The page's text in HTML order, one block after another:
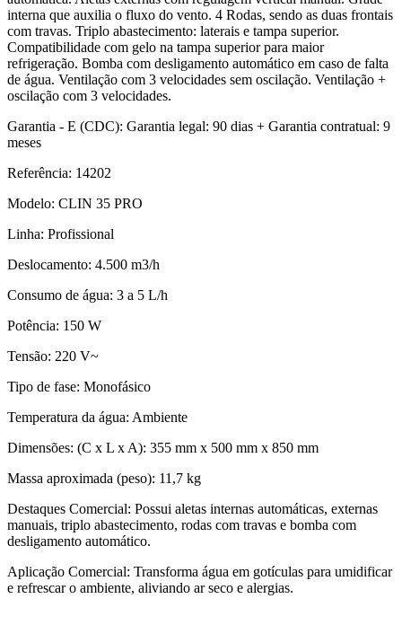
interna que auxilia o fluxo do vento. 4 Rodas, sendo as duas frontais
com travas. Triplo abastecimento: laterais e tampa superior.
Compatibilidade com gelo na tampa superior para maior
refrigeração. Bomba com desligamento automático em caso de falta
de água. Ventilação com 3 velocidades sem oscilação. Ventilação +
oscilação com 3 velocidades.
Garantia - E (CDC): Garantia legal: 90 dias + Garantia contratual: 9
meses
Referência: 14202
Modelo: CLIN 35 PRO
Linha: Profissional
Deslocamento: 4.500 m3/h
Consumo de água: 3 a 5 L/h
Potência: 150 W
Tensão: 220 V~
Tipo de fase: Monofásico
Temperatura da água: Ambiente
Dimensões: (C x L x A): 355 mm x 500 mm x 850 mm
Massa aproximada (peso): 11,7 kg
Destaques Comercial: Possui aletas internas automáticas, externas
manuais, triplo abastecimento, rodas com travas e bomba com
desligamento automático.
Aplicação Comercial: Transforma água em gotículas para umidificar
e refrescar o ambiente, aliviando ar seco e alergias.